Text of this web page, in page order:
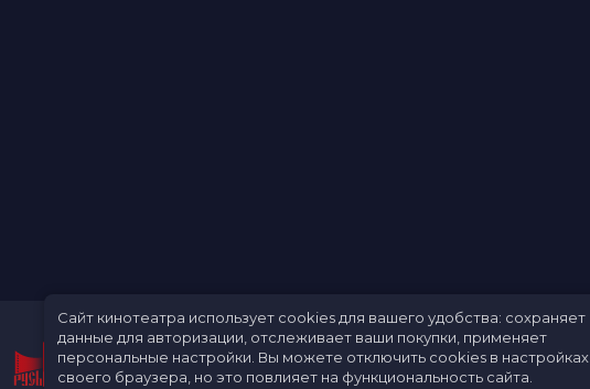
Сайт кинотеатра использует cookies для вашего удобства: сохраняет
данные для авторизации, отслеживает ваши покупки, применяет
персональные настройки. Вы можете отключить cookies в настройках
своего браузера, но это повлияет на функциональность сайта.